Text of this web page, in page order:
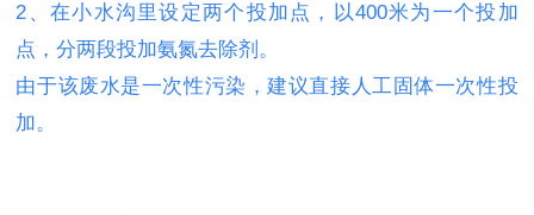
2、在小水沟里设定两个投加点，以400米为一个投加
点，分两段投加氨氮去除剂。
由于该废水是一次性污染，建议直接人工固体一次性投
加。